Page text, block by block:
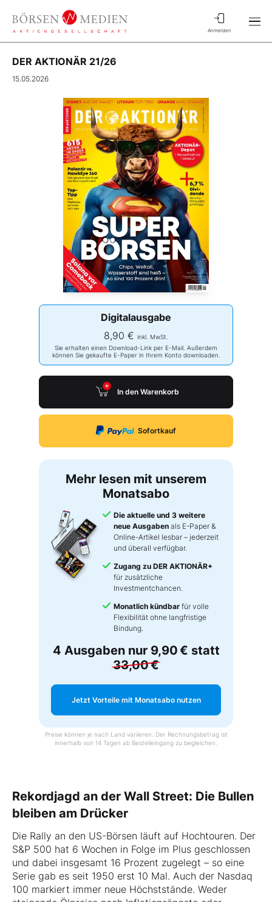
Anmelden
DER AKTIONÄR 21/26
15.05.2026
Digitalausgabe
8,90 € inkl. MwSt.
Sie erhalten einen Download-Link per E-Mail. Außerdem
können Sie gekaufte E-Paper in Ihrem Konto downloaden.
In den Warenkorb
Sofortkauf
Mehr lesen mit unserem
Monatsabo
Die aktuelle und 3 weitere
neue Ausgaben als E-Paper &
Online-Artikel lesbar – jederzeit
und überall verfügbar.
Zugang zu DER AKTIONÄR+
für zusätzliche
Investmentchancen.
Monatlich kündbar für volle
Flexibilität ohne langfristige
Bindung.
4 Ausgaben nur 9,90 € statt
33,00 €
Jetzt Vorteile mit Monatsabo nutzen
Preise können je nach Land variieren. Der Rechnungsbetrag ist
innerhalb von 14 Tagen ab Bestelleingang zu begleichen.
Rekordjagd an der Wall Street: Die Bullen
bleiben am Drücker
Die Rally an den US-Börsen läuft auf Hochtouren. Der
S&P 500 hat 6 Wochen in Folge im Plus geschlossen
und dabei insgesamt 16 Prozent zugelegt – so eine
Serie gab es seit 1950 erst 10 Mal. Auch der Nasdaq
100 markiert immer neue Höchststände. Weder